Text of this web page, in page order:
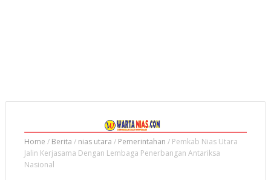
Home / Berita / nias utara / Pemerintahan / Pemkab Nias Utara
Jalin Kerjasama Dengan Lembaga Penerbangan Antariksa
Nasional